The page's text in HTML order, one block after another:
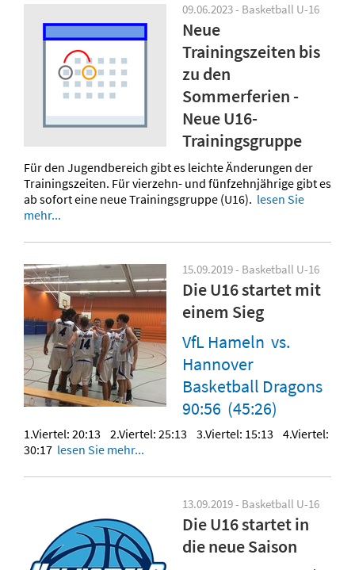
09.06.2023 - Basketball U-16
Neue
Trainingszeiten bis
zu den
Sommerferien -
Neue U16-
Trainingsgruppe
Für den Jugendbereich gibt es leichte Änderungen der
Trainingszeiten. Für vierzehn- und fünfzehnjährige gibt es
ab sofort eine neue Trainingsgruppe (U16). lesen Sie
mehr...
15.09.2019 - Basketball U-16
Die U16 startet mit
einem Sieg
VfL Hameln vs.
Hannover
Basketball Dragons
90:56 (45:26)
1.Viertel: 20:13 2.Viertel: 25:13 3.Viertel: 15:13 4.Viertel:
30:17 lesen Sie mehr...
13.09.2019 - Basketball U-16
Die U16 startet in
die neue Saison